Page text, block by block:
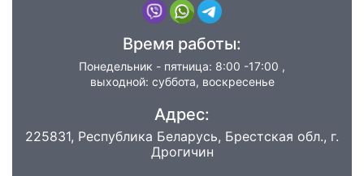
Время работы:
Понедельник - пятница: 8:00 -17:00 ,
выходной: суббота, воскресенье
Адрес:
225831, Республика Беларусь, Брестская обл., г.
Дрогичин